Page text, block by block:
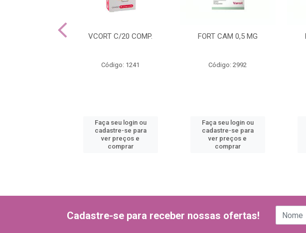
VCORT C/20 COMP.
Código: 1241
Faça seu login ou
cadastre-se para
ver preços e
comprar
FORT CAM 0,5 MG
Código: 2992
Faça seu login ou
cadastre-se para
ver preços e
comprar
Cadastre-se para receber nossas ofertas!